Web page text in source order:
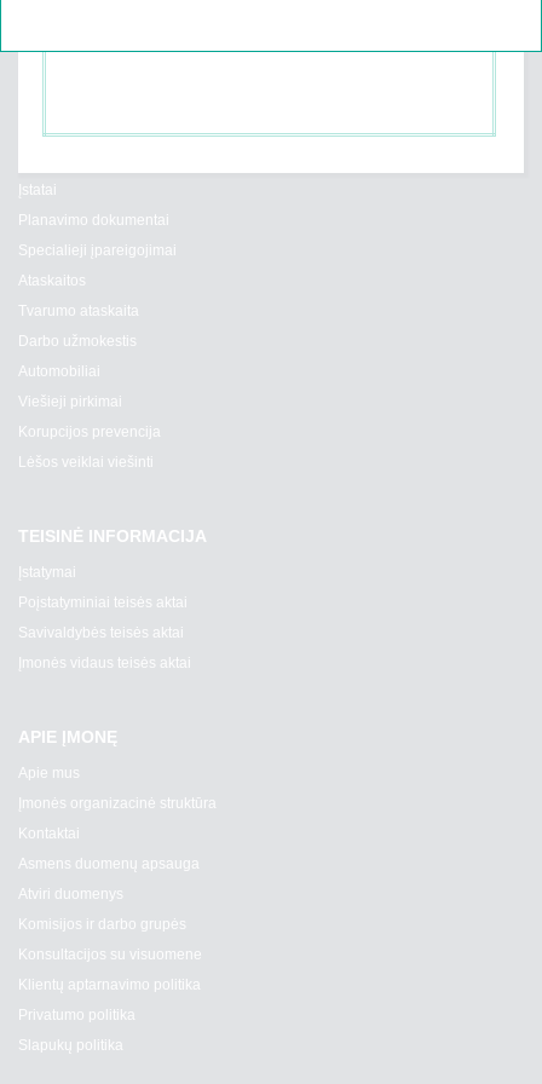
AB SEB Vilniaus bankas, banko kodas 70440,
Įstatai
Planavimo dokumentai
Specialieji įpareigojimai
Ataskaitos
Tvarumo ataskaita
Darbo užmokestis
Automobiliai
Viešieji pirkimai
Korupcijos prevencija
Lėšos veiklai viešinti
TEISINĖ INFORMACIJA
Įstatymai
Poįstatyminiai teisės aktai
Savivaldybės teisės aktai
Įmonės vidaus teisės aktai
APIE ĮMONĘ
Apie mus
Įmonės organizacinė struktūra
Kontaktai
Asmens duomenų apsauga
Atviri duomenys
Komisijos ir darbo grupės
Konsultacijos su visuomene
Klientų aptarnavimo politika
Privatumo politika
Slapukų politika